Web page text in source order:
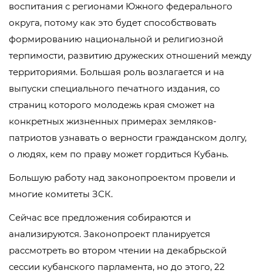
воспитания с регионами Южного федерального
округа, потому как это будет способствовать
формированию национальной и религиозной
терпимости, развитию дружеских отношений между
территориями. Большая роль возлагается и на
выпуски специального печатного издания, со
страниц которого молодежь края сможет на
конкретных жизненных примерах земляков-
патриотов узнавать о верности гражданском долгу,
о людях, кем по праву может гордиться Кубань.
Большую работу над законопроектом провели и
многие комитеты ЗСК.
Сейчас все предложения собираются и
анализируются. Законопроект планируется
рассмотреть во втором чтении на декабрьской
сессии кубанского парламента, но до этого, 22